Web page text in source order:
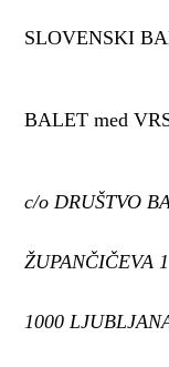
SLOVENSKI
BALET med
c/o DRUŠTVO
ŽUPANČIČEVA 1
1000